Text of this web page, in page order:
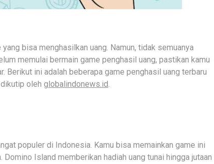
bisa menghasilkan uang. Namun, tidak semuanya
memulai bermain game penghasil uang, pastikan kamu
Berikut ini adalah beberapa game penghasil uang terbaru
oleh globalindonews.id
populer di Indonesia. Kamu bisa memainkan game ini
Island memberikan hadiah uang tunai hingga jutaan